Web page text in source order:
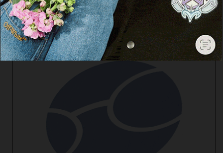
Facebook
Threads
Instagram
X YouTube